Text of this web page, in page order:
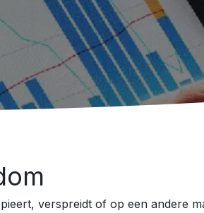
verspreidt of op een andere